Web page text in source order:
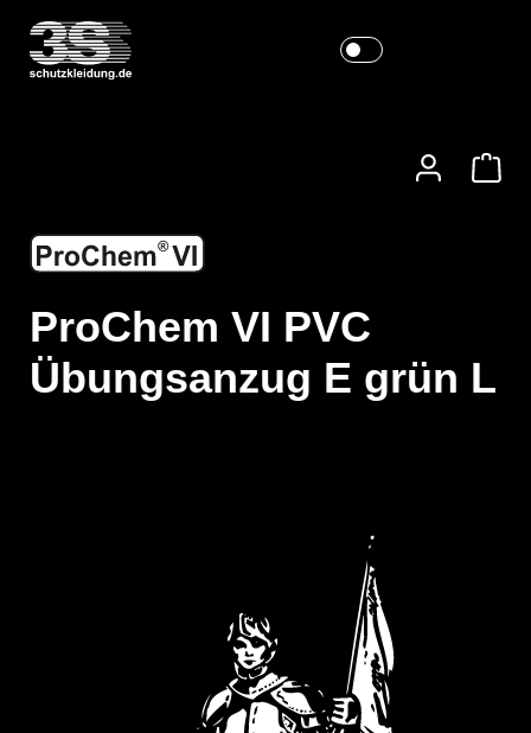
ProChem VI PVC
Übungsanzug E grün L